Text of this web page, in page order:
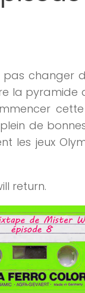
pyramide
de
jeux
return.